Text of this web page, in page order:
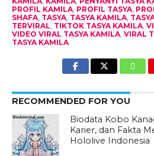
PROFIL KAMILA, PROFIL TASYA,
SHAFA, TASYA, TASYA KAMILA,
TERVIRAL, TIKTOK TASYA KAMILA,
VIDEO VIRAL TASYA KAMILA, VIRAL
TASYA KAMILA
RECOMMENDED FOR YOU
Biodata Kobo
Karier, dan Fakta
Hololive Indonesia